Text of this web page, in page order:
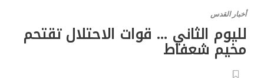
أخبار القدس
لليوم الثاني … قوات الاحتلال تقتحم
مخيم شعفاط